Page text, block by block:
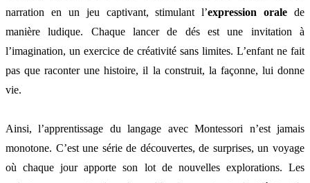
narration en un jeu captivant, stimulant l’expression orale de
manière ludique. Chaque lancer de dés est une invitation à
l’imagination, un exercice de créativité sans limites. L’enfant ne fait
pas que raconter une histoire, il la construit, la façonne, lui donne
vie.
Ainsi, l’apprentissage du langage avec Montessori n’est jamais
monotone. C’est une série de découvertes, de surprises, un voyage
où chaque jour apporte son lot de nouvelles explorations. Les